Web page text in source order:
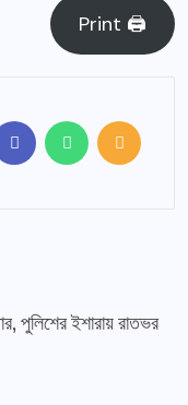
Print 🖨
পুলিশের ইশারায় রাতভর